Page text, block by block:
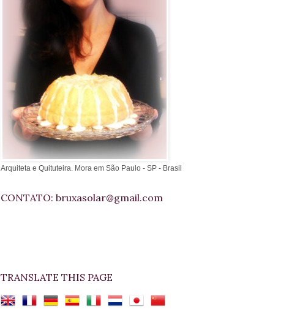
Arquiteta e Quituteira. Mora em São Paulo - SP - Brasil
CONTATO: bruxasolar@gmail.com
TRANSLATE THIS PAGE